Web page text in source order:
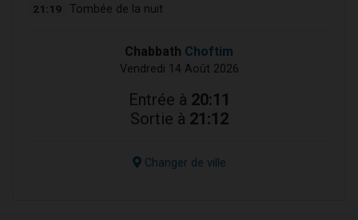
21:19 Tombée de la nuit
Chabbath Choftim
Vendredi 14 Août 2026
Entrée à 20:11
Sortie à 21:12
Changer de ville